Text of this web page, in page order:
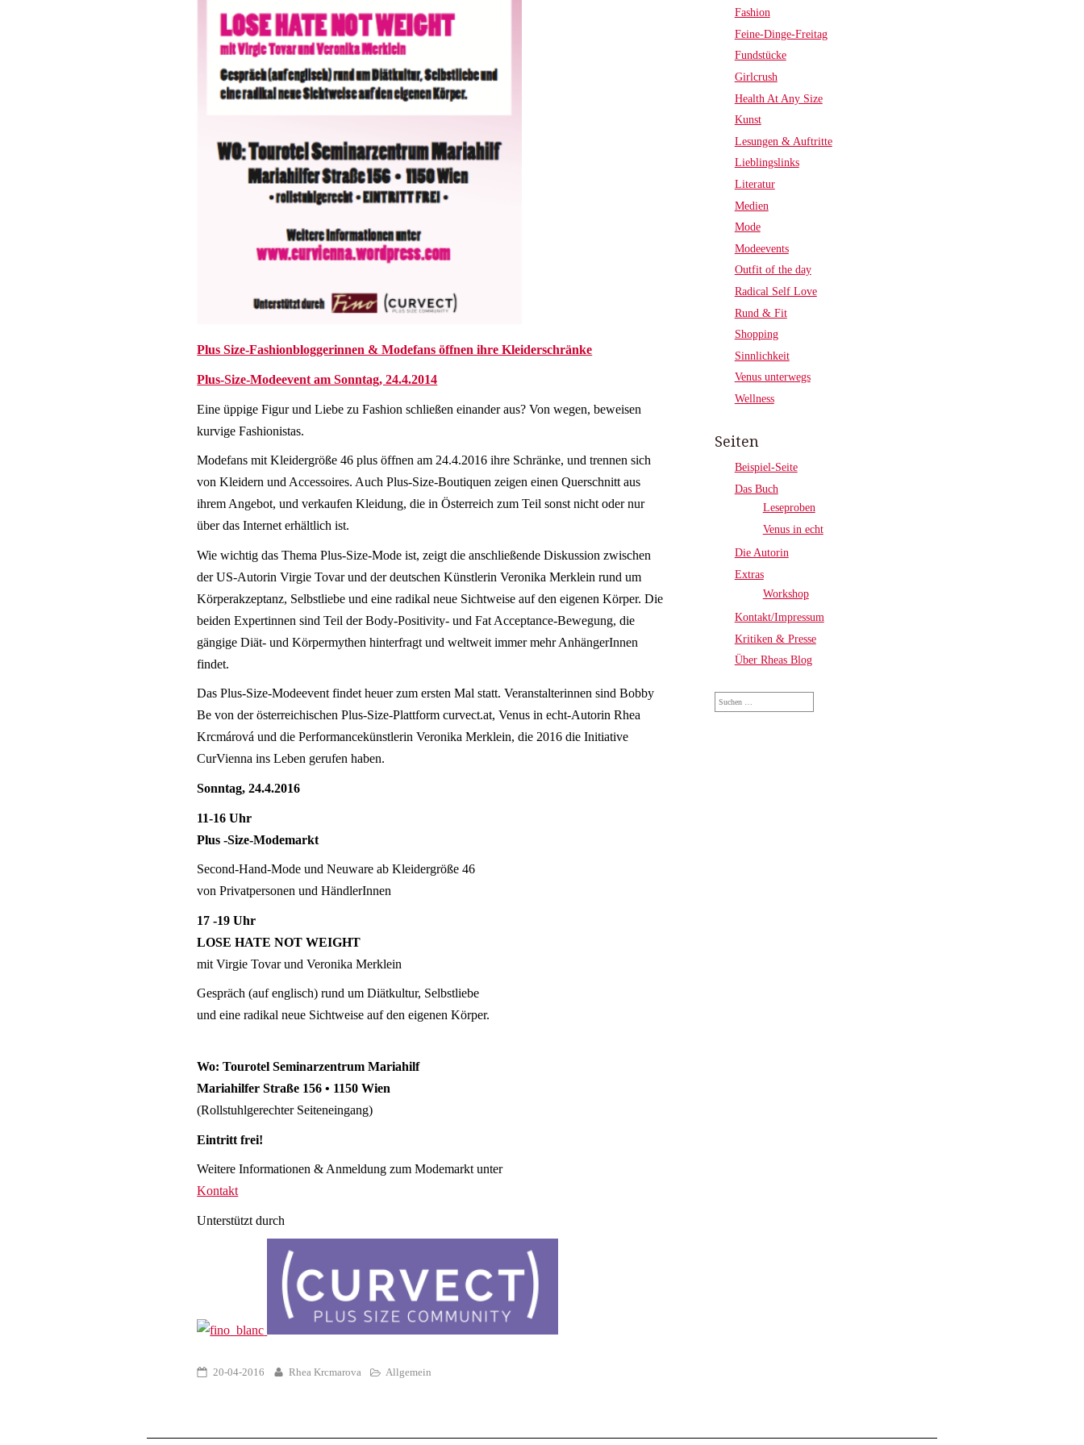
Plus Size-Fashionbloggerinnen & Modefans öffnen ihre Kleiderschränke
Plus-Size-Modeevent am Sonntag, 24.4.2014
Eine üppige Figur und Liebe zu Fashion schließen einander aus? Von wegen, beweisen
kurvige Fashionistas.
Modefans mit Kleidergröße 46 plus öffnen am 24.4.2016 ihre Schränke, und trennen sich
von Kleidern und Accessoires. Auch Plus-Size-Boutiquen zeigen einen Querschnitt aus
ihrem Angebot, und verkaufen Kleidung, die in Österreich zum Teil sonst nicht oder nur
über das Internet erhältlich ist.
Wie wichtig das Thema Plus-Size-Mode ist, zeigt die anschließende Diskussion zwischen
der US-Autorin Virgie Tovar und der deutschen Künstlerin Veronika Merklein rund um
Körperakzeptanz, Selbstliebe und eine radikal neue Sichtweise auf den eigenen Körper. Die
beiden Expertinnen sind Teil der Body-Positivity- und Fat Acceptance-Bewegung, die
gängige Diät- und Körpermythen hinterfragt und weltweit immer mehr AnhängerInnen
findet.
Das Plus-Size-Modeevent findet heuer zum ersten Mal statt. Veranstalterinnen sind Bobby
Be von der österreichischen Plus-Size-Plattformcurvect.at, Venus in echt-Autorin Rhea
Krcmárová und die Performancekünstlerin Veronika Merklein, die 2016 die Initiative
CurVienna ins Leben gerufen haben.
Sonntag, 24.4.2016
11-16 Uhr
Plus -Size-Modemarkt
Second-Hand-Mode und Neuware ab Kleidergröße 46
von Privatpersonen und HändlerInnen
17 -19 Uhr
LOSE HATE NOT WEIGHT
mit Virgie Tovar und Veronika Merklein
Gespräch (auf englisch) rund um Diätkultur, Selbstliebe
und eine radikal neue Sichtweise auf den eigenen Körper.
Wo: Tourotel Seminarzentrum Mariahilf
Mariahilfer Straße 156 • 1150 Wien
(Rollstuhlgerechter Seiteneingang)
Eintritt frei!
Weitere Informationen & Anmeldung zum Modemarkt unter
Kontakt
Unterstützt durch
20-04-2016 Rhea Krcmarova Allgemein
Fashion
Feine-Dinge-Freitag
Fundstücke
Girlcrush
Health At Any Size
Kunst
Lesungen & Auftritte
Lieblingslinks
Literatur
Medien
Mode
Modeevents
Outfit of the day
Radical Self Love
Rund & Fit
Shopping
Sinnlichkeit
Venus unterwegs
Wellness
Seiten
Beispiel-Seite
Das Buch
Leseproben
Venus in echt
Die Autorin
Extras
Workshop
Kontakt/Impressum
Kritiken & Presse
Über Rheas Blog
Suche
nach: